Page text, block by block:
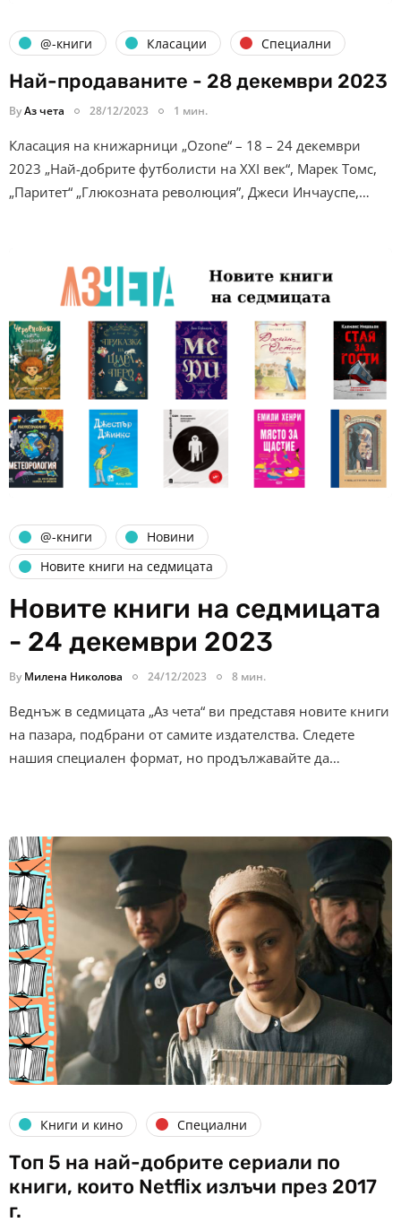
@-книги Класации Специални
Най-продаваните - 28 декември 2023
ByАз чета 28/12/2023 1 мин.
Класация на книжарници „Ozone“ – 18 – 24 декември
2023 „Най-добрите футболисти на XXI век“, Марек Томс,
„Паритет“ „Глюкозната революция”, Джеси Инчауспе,…
@-книги
Новини
Новите книги на седмицата
Новите книги на седмицата
- 24 декември 2023
By Милена Николова 24/12/2023 8 мин.
Веднъж в седмицата „Аз чета“ ви представя новите книги
на пазара, подбрани от самите издателства. Следете
нашия специален формат, но продължавайте да…
Книги и кино Специални
Топ 5 на най-добрите сериали по
книги, които Netflix излъчи през 2017
г.